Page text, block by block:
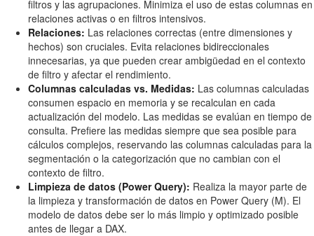
filtros y las agrupaciones. Minimiza el uso de estas columnas en
relaciones activas o en filtros intensivos.
Relaciones: Las relaciones correctas (entre dimensiones y
hechos) son cruciales. Evita relaciones bidireccionales
innecesarias, ya que pueden crear ambigüedad en el contexto
de filtro y afectar el rendimiento.
Columnas calculadas vs. Medidas: Las columnas calculadas
consumen espacio en memoria y se recalculan en cada
actualización del modelo. Las medidas se evalúan en tiempo de
consulta. Prefiere las medidas siempre que sea posible para
cálculos complejos, reservando las columnas calculadas para la
segmentación o la categorización que no cambian con el
contexto de filtro.
Limpieza de datos (Power Query): Realiza la mayor parte de
la limpieza y transformación de datos en Power Query (M). El
modelo de datos debe ser lo más limpio y optimizado posible
antes de llegar a DAX.